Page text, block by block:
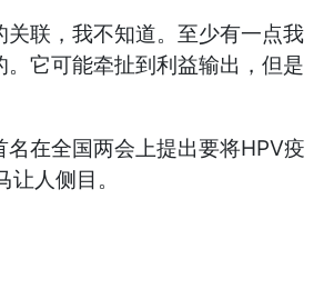
联，我不知道。至少有一点我
它可能牵扯到利益输出，但是
在全国两会上提出要将HPV疫
人侧目。